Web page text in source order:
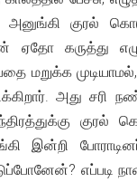
குரல்
கருத்து
மறுக்க
அது சரி
இன்றி
எப்படி